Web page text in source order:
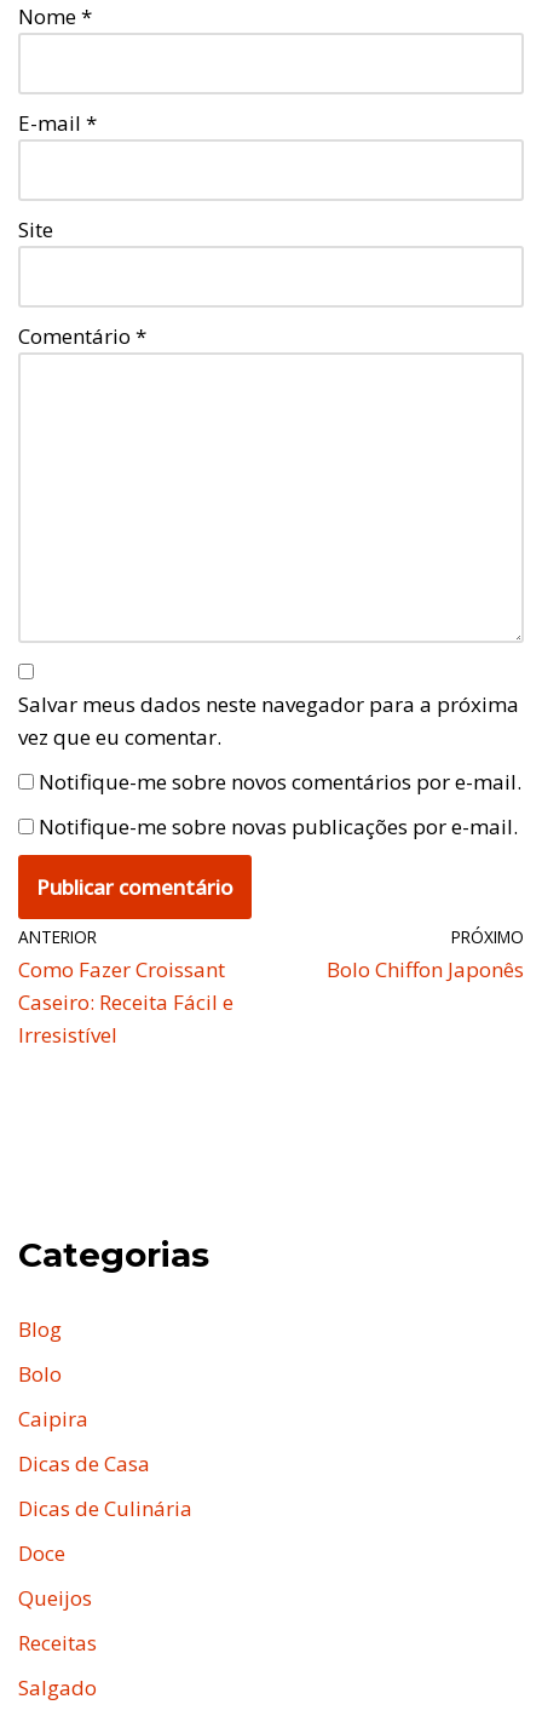
Nome*
E-mail *
Site
Comentário *
Salvar meus dados neste navegador para a próxima
vez que eu comentar.
Notifique-me sobre novos comentários por e-mail.
Notifique-me sobre novas publicações por e-mail.
ANTERIOR
Como Fazer Croissant
Caseiro: Receita Fácil e
Irresistível
PRÓXIMO
Bolo Chiffon Japonês
Categorias
Blog
Bolo
Caipira
Dicas de Casa
Dicas de Culinária
Doce
Queijos
Receitas
Salgado